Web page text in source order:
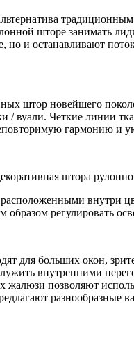
шторе занимать
и останавливают
штор новейшего
/ вуали. Четкие линии
гармонию и
штора
расположенными
образом регулировать
для больших окон,
внутренними
жалюзи позволяют
разнообразные